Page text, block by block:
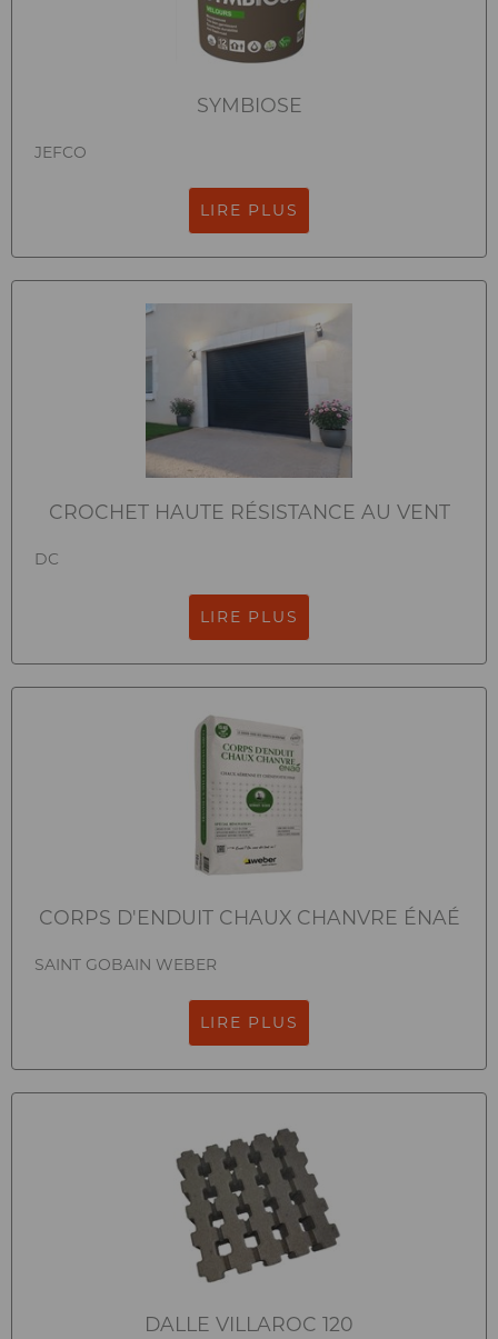
SYMBIOSE
JEFCO
LIRE PLUS
CROCHET HAUTE RÉSISTANCE AU VENT
DC
LIRE PLUS
CORPS D'ENDUIT CHAUX CHANVRE ÉNAÉ
SAINT GOBAIN WEBER
LIRE PLUS
DALLE VILLAROC 120